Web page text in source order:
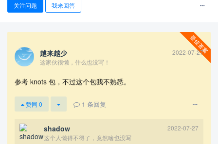
请问哪位大佬有其他的更简洁的方法？或者我这个思路如何用 f
关注问题 我来回答
越来越少
2022-07-27
这家伙很懒，什么也没写！
参考 knots 包，不过这个包我不熟悉。
赞同 0 1 条回复
shadow
2022-07-27
这个人懒得不得了，竟然啥也没写